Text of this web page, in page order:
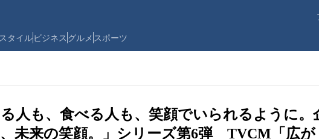
タイルビジネス グルメ スポーツ
人も、食べる人も、笑顔でいられるように。
未来の笑顔。」シリーズ第6弾 TVCM「広が